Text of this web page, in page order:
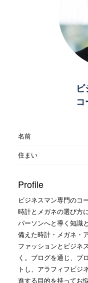
名前
住まい
Profile
ビジネスマン専門のコ
時計とメガネの選び方
パーソンへと導く知識
備えた時計・メガネ・
ファッションとビジネ
く。ブログを通じ、プ
トし、アラフィフビジ
進する目的を持ってお